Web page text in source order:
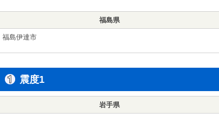
福島県
福島伊達市
震度1
岩手県